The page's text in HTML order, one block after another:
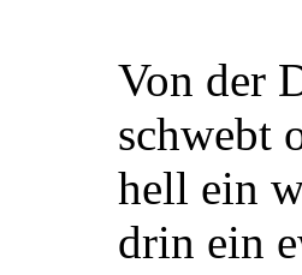
Von der
schwebt
hell ein
drin ein